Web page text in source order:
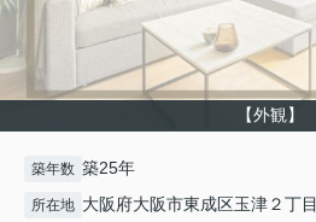
【外観】
築年数 築25年
所在地 大阪府大阪市東成区玉津２丁目